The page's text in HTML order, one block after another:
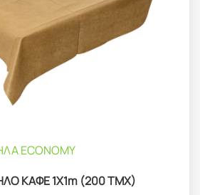
ΕCONOMY
ΚΑΦΕ 1Χ1m (200 TMX)